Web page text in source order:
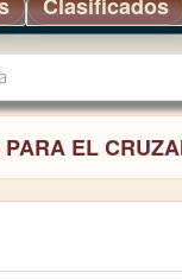
Clasificados
EL